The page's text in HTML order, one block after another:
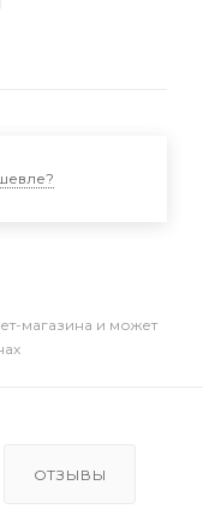
магазина и может
ОТЗЫВЫ